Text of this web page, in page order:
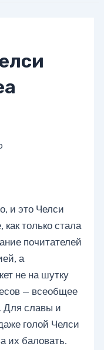
и это Челси
только стала
почитателей
а
не на шутку
— всеобщее
Для славы и
голой Челси
их баловать.